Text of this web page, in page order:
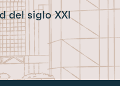
del siglo XXI